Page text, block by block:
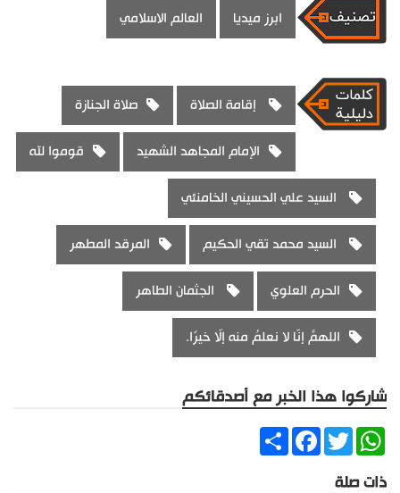
ابرز ميديا العالم الاسلامي
إقامة الصلاة صلاة الجنازة
الإمام المجاهد الشهيد قوموا لله
السيد علي الحسيني الخامنئي
السيد محمد تقي الحكيم المرقد المطهر
الحرم العلوي الجثمان الطاهر
اللهمَّ إنّا لا نعلمُ منه إلّا خيرًا.
شاركوا هذا الخبر مع أصدقائكم
ShareFacebookTwitter
WhatsApp
ذات صلة